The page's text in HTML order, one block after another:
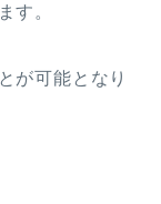
す。
が可能となり